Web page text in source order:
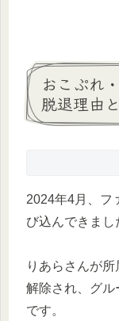
おこぷれ
脱退理由
2024年4月、フ
び込んできまし
りあらさんが
解除され、グ
です。